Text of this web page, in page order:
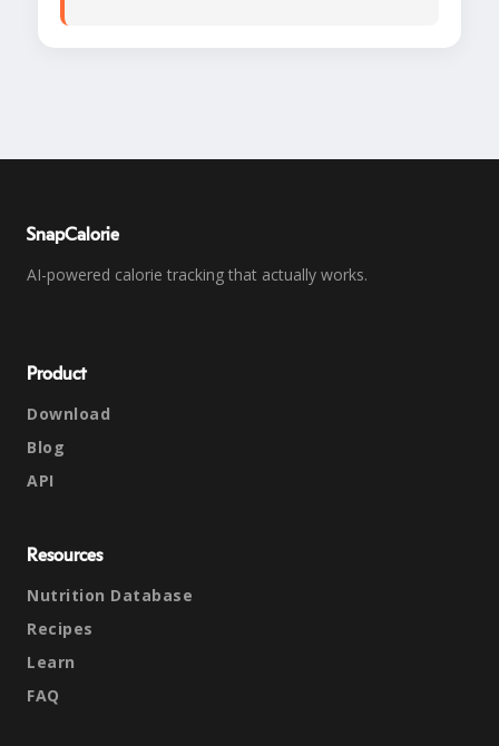
SnapCalorie
AI-powered calorie tracking that actually works.
Product
Download
Blog
API
Resources
Nutrition Database
Recipes
Learn
FAQ